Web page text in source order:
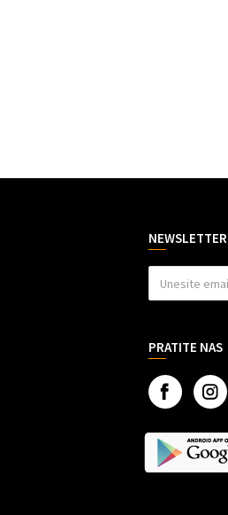
NEWSLETTER
PRATITE NAS